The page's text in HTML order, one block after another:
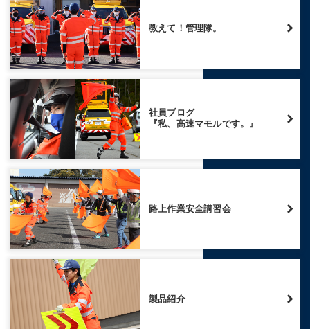
教えて！管理隊。
社員ブログ
『私、高速マモルです。』
路上作業安全講習会
製品紹介